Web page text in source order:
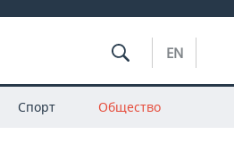
EN
Спорт Общество